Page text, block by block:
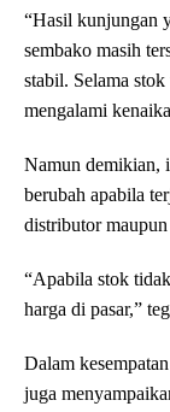
“Hasil kunjungan
sembako masih
stabil. Selama
mengalami
Namun demikian,
berubah apabila
distributor maupun
“Apabila stok
harga di pasar,”
Dalam
juga